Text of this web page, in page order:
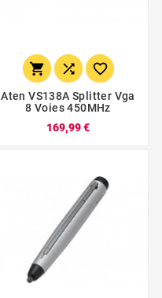
  
Aten VS138A Splitter Vga
8 Voies 450MHz
169,99 €